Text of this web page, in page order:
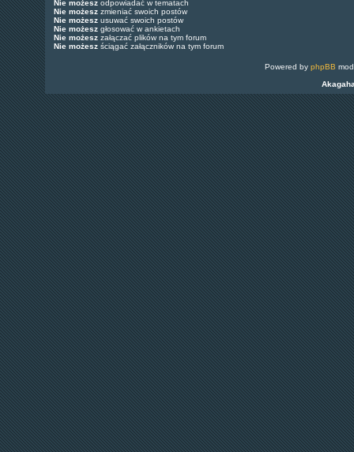
Nie możeszodpowiadać w tematach
Nie możeszzmieniać swoich postów
Nie możeszusuwać swoich postów
Nie możeszgłosować w ankietach
Nie możeszzałączać plików na tym forum
Nie możeszściągać załączników na tym forum
Powered by phpBB